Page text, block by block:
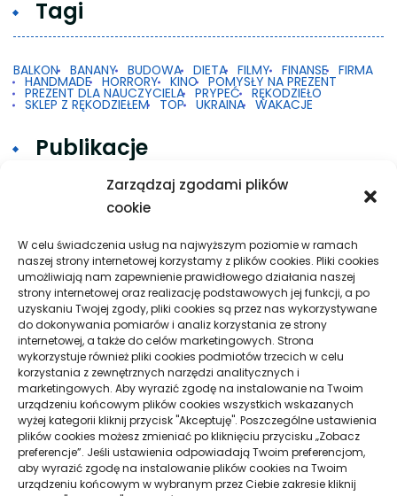
Zarządzaj zgodami plików
cookie
W celu świadczenia usług na najwyższym poziomie w ramach
naszej strony internetowej korzystamy z plików cookies. Pliki cookies
umożliwiają nam zapewnienie prawidłowego działania naszej
strony internetowej oraz realizację podstawowych jej funkcji, a po
uzyskaniu Twojej zgody, pliki cookies są przez nas wykorzystywane
do dokonywania pomiarów i analiz korzystania ze strony
internetowej, a także do celów marketingowych. Strona
wykorzystuje również pliki cookies podmiotów trzecich w celu
korzystania z zewnętrznych narzędzi analitycznych i
marketingowych. Aby wyrazić zgodę na instalowanie na Twoim
urządzeniu końcowym plików cookies wszystkich wskazanych
wyżej kategorii kliknij przycisk "Akceptuję". Poszczególne ustawienia
plików cookies możesz zmieniać po kliknięciu przycisku „Zobacz
preferencje”. Jeśli ustawienia odpowiadają Twoim preferencjom,
aby wyrazić zgodę na instalowanie plików cookies na Twoim
urządzeniu końcowym w wybranym przez Ciebie zakresie kliknij
Tagi
BALKON BANANY BUDOWA DIETA FILMY FINANSE FIRMA
HANDMADE HORRORY KINO POMYSŁY NA PREZENT
PREZENT DLA NAUCZYCIELA PRYPEĆ RĘKODZIEŁO
SKLEP Z RĘKODZIEŁEM TOP UKRAINA WAKACJE
Publikacje
Gdy 2FA w Google na Androidzie nie działa
Taxi w praktyce: krótkie trasy, dalsze przejazdy
i spokojna organizacja podróży
Pielęgnacja podłogi po remoncie: jak wydłużyć
dobry efekt
Taxi Nowy Sącz–Znamirowice: plaża i przystań
Strony